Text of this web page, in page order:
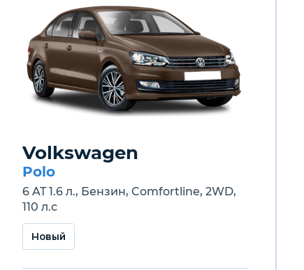
Volkswagen
Polo
6 AT 1.6 л., Бензин, Comfortline, 2WD,
110 л.с
Новый